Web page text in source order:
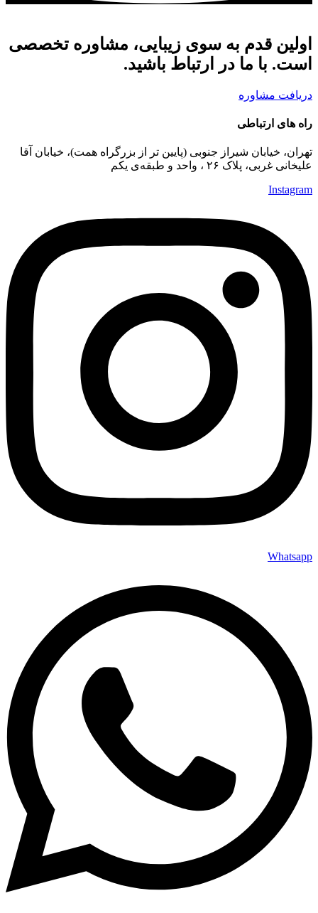
اولین قدم به سوی زیبایی، مشاوره تخصصی
است. با ما در ارتباط باشید.
دریافت مشاوره
راه های ارتباطی
تهران، خیابان شیراز جنوبی (پایین تر از بزرگراه همت)، خیابان آقا
علیخانی غربی، پلاک ۲۶ ، واحد و طبقه‌ی یکم
Instagram
Whatsapp